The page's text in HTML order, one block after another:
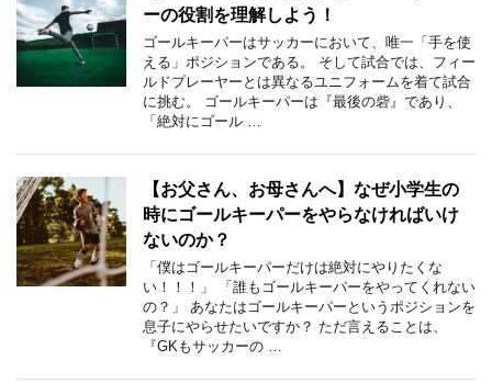
ーの役割を理解しよう！
ゴールキーパーはサッカーにおいて、唯一「手を使
える」ポジションである。 そして試合では、フィー
ルドプレーヤーとは異なるユニフォームを着て試合
に挑む。 ゴールキーパーは『最後の砦』であり、
「絶対にゴール …
【お父さん、お母さんへ】なぜ小学生の
時にゴールキーパーをやらなければいけ
ないのか？
「僕はゴールキーパーだけは絶対にやりたくな
い！！！」 「誰もゴールキーパーをやってくれない
の？」 あなたはゴールキーパーというポジションを
息子にやらせたいですか？ ただ言えることは、
『GKもサッカーの …